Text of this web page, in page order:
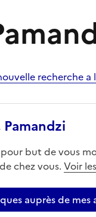
recherche a
but de vous
chez vous. Voir
auprès de mes